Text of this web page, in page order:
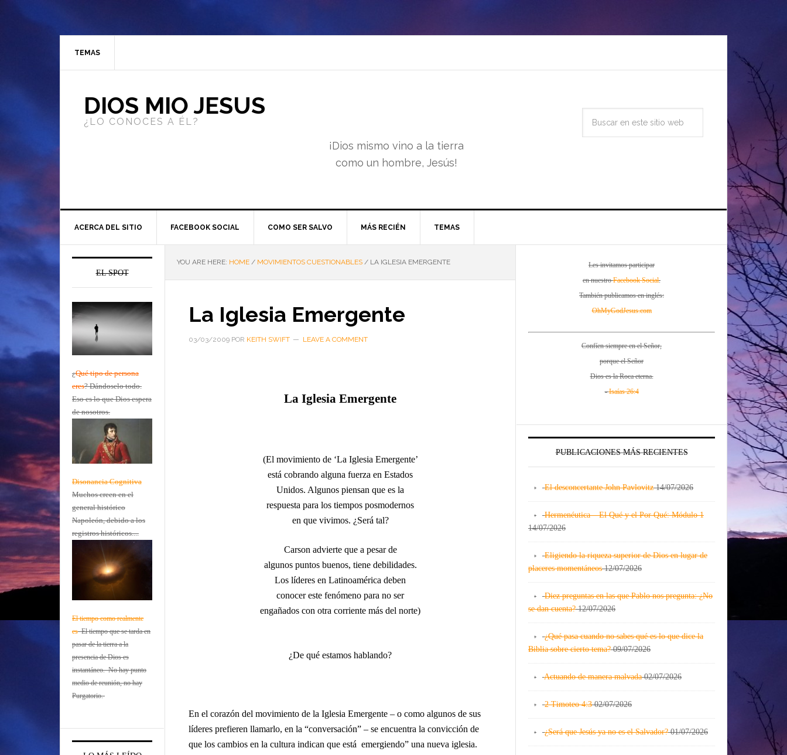
TEMAS
DIOS MIO JESUS
¿LO CONOCES A ÉL?
¡Dios mismo vino a la tierra
como un hombre, Jesús!
ACERCA DEL SITIO FACEBOOK SOCIAL COMO SER SALVO MÁS RECIÉN TEMAS
YOU ARE HERE: HOME / MOVIMIENTOS CUESTIONABLES / LA IGLESIA EMERGENTE
La Iglesia Emergente
03/03/2009 POR KEITH SWIFT LEAVE A COMMENT
La Iglesia Emergente
(El movimiento de ‘La Iglesia Emergente’
está cobrando alguna fuerza en Estados
Unidos. Algunos piensan que es la
respuesta para los tiempos posmodernos
en que vivimos. ¿Será tal?
Carson advierte que a pesar de
algunos puntos buenos, tiene debilidades.
Los líderes en Latinoamérica deben
conocer este fenómeno para no ser
engañados con otra corriente más del norte)
¿De qué estamos hablando?
En el corazón del movimiento de la Iglesia Emergente – o como algunos de sus
líderes prefieren llamarlo, en la “conversación” – se encuentra la convicción de
que los cambios en la cultura indican que está emergiendo” una nueva iglesia.
Les invitamos participar
en nuestroFacebook Social.
También publicamos en inglés:
OhMyGodJesus.com
Confíen siempre en el Señor,
porque el Señor
Dios es la Roca eterna.
-Isaías 26:4
PUBLICACIONES MÁS RECIENTES
El desconcertante John Pavlovitz 14/07/2026
Hermenéutica – El Qué y el Por Qué: Módulo 1
14/07/2026
Eligiendo la riqueza superior de Dios en lugar de
placeres momentáneos 12/07/2026
Diez preguntas en las que Pablo nos pregunta: ¿No
se dan cuenta? 12/07/2026
¿Qué pasa cuando no sabes qué es lo que dice la
Biblia sobre cierto tema? 09/07/2026
Actuando de manera malvada 02/07/2026
2 Timoteo 4:3 02/07/2026
¿Será que Jesús ya no es el Salvador? 01/07/2026
EL SPOT
¿Qué tipo de persona
eres? Dándoselo todo.
Eso es lo que Dios espera
de nosotros.
Disonancia Cognitiva
Muchos creen en el
general histórico
Napoleón, debido a los
registros históricos....
El tiempo como realmente
esEl tiempo que se tarda en
pasar de la tierra a la
presencia de Dios es
instantáneo. No hay punto
medio de reunión, no hay
Purgatorio.